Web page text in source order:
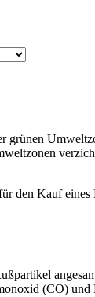
grünen
den Kauf
(CO)